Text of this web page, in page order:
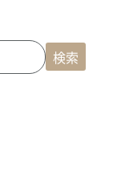
検索